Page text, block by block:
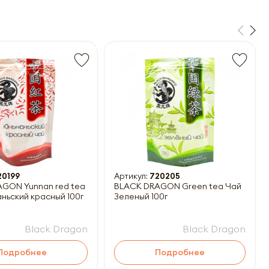
Yunnan red tea
красный 100г
Black Dragon
Артикул: 720205
BLACK DRAGON Green tea Чай
Зеленый 100г
Black Dragon
Подробнее